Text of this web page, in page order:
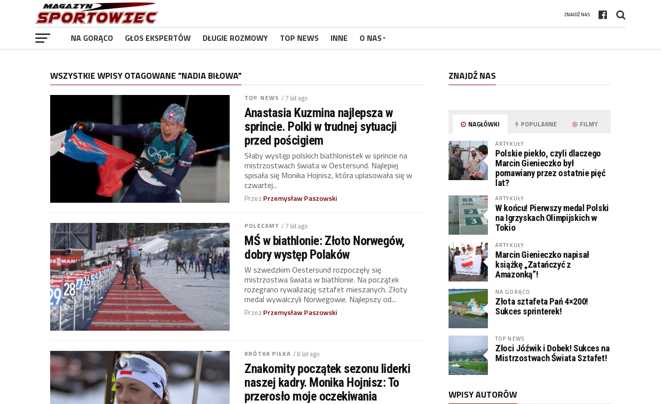
ZNAJDŹ NAS
NA GORĄCO GŁOS EKSPERTÓW DŁUGIE ROZMOWY TOP NEWS INNE O NAS
WSZYSTKIE WPISY OTAGOWANE "NADIA BIŁOWA"
TOP NEWS / 7 lat ago
Anastasia Kuzmina najlepsza w
sprincie. Polki w trudnej sytuacji
przed pościgiem
Słaby występ polskich biathlonistek w sprincie na
mistrzostwach świata w Oestersund. Najlepiej
spisała się Monika Hojnisz, która uplasowała się w
czwartej...
PrzezPrzemysław Paszowski
POLECAMY / 7 lat ago
MŚ w biathlonie: Złoto Norwegów,
dobry występ Polaków
W szwedzkim Oestersund rozpoczęły się
mistrzostwa świata w biathlonie. Na początek
rozegrano rywalizację sztafet mieszanych. Złoty
medal wywalczyli Norwegowie. Najlepszy od...
PrzezPrzemysław Paszowski
KRÓTKA PIŁKA / 8 lat ago
Znakomity początek sezonu liderki
naszej kadry. Monika Hojnisz: To
przerosło moje oczekiwania
ZNAJDŹ NAS
NAGŁÓWKI POPULARNE FILMY
ARTYKUŁY
Polskie piekło, czyli dlaczego
Marcin Gienieczko był
pomawiany przez ostatnie pięć
lat?
ARTYKUŁY
W końcu! Pierwszy medal Polski
na Igrzyskach Olimpijskich w
Tokio
ARTYKUŁY
Marcin Gienieczko napisał
książkę „Zatańczyć z
Amazonką”!
NA GORĄCO
Złota sztafeta Pań 4×200!
Sukces sprinterek!
TOP NEWS
Złoci Jóźwik i Dobek! Sukces na
Mistrzostwach Świata Sztafet!
WPISY AUTORÓW